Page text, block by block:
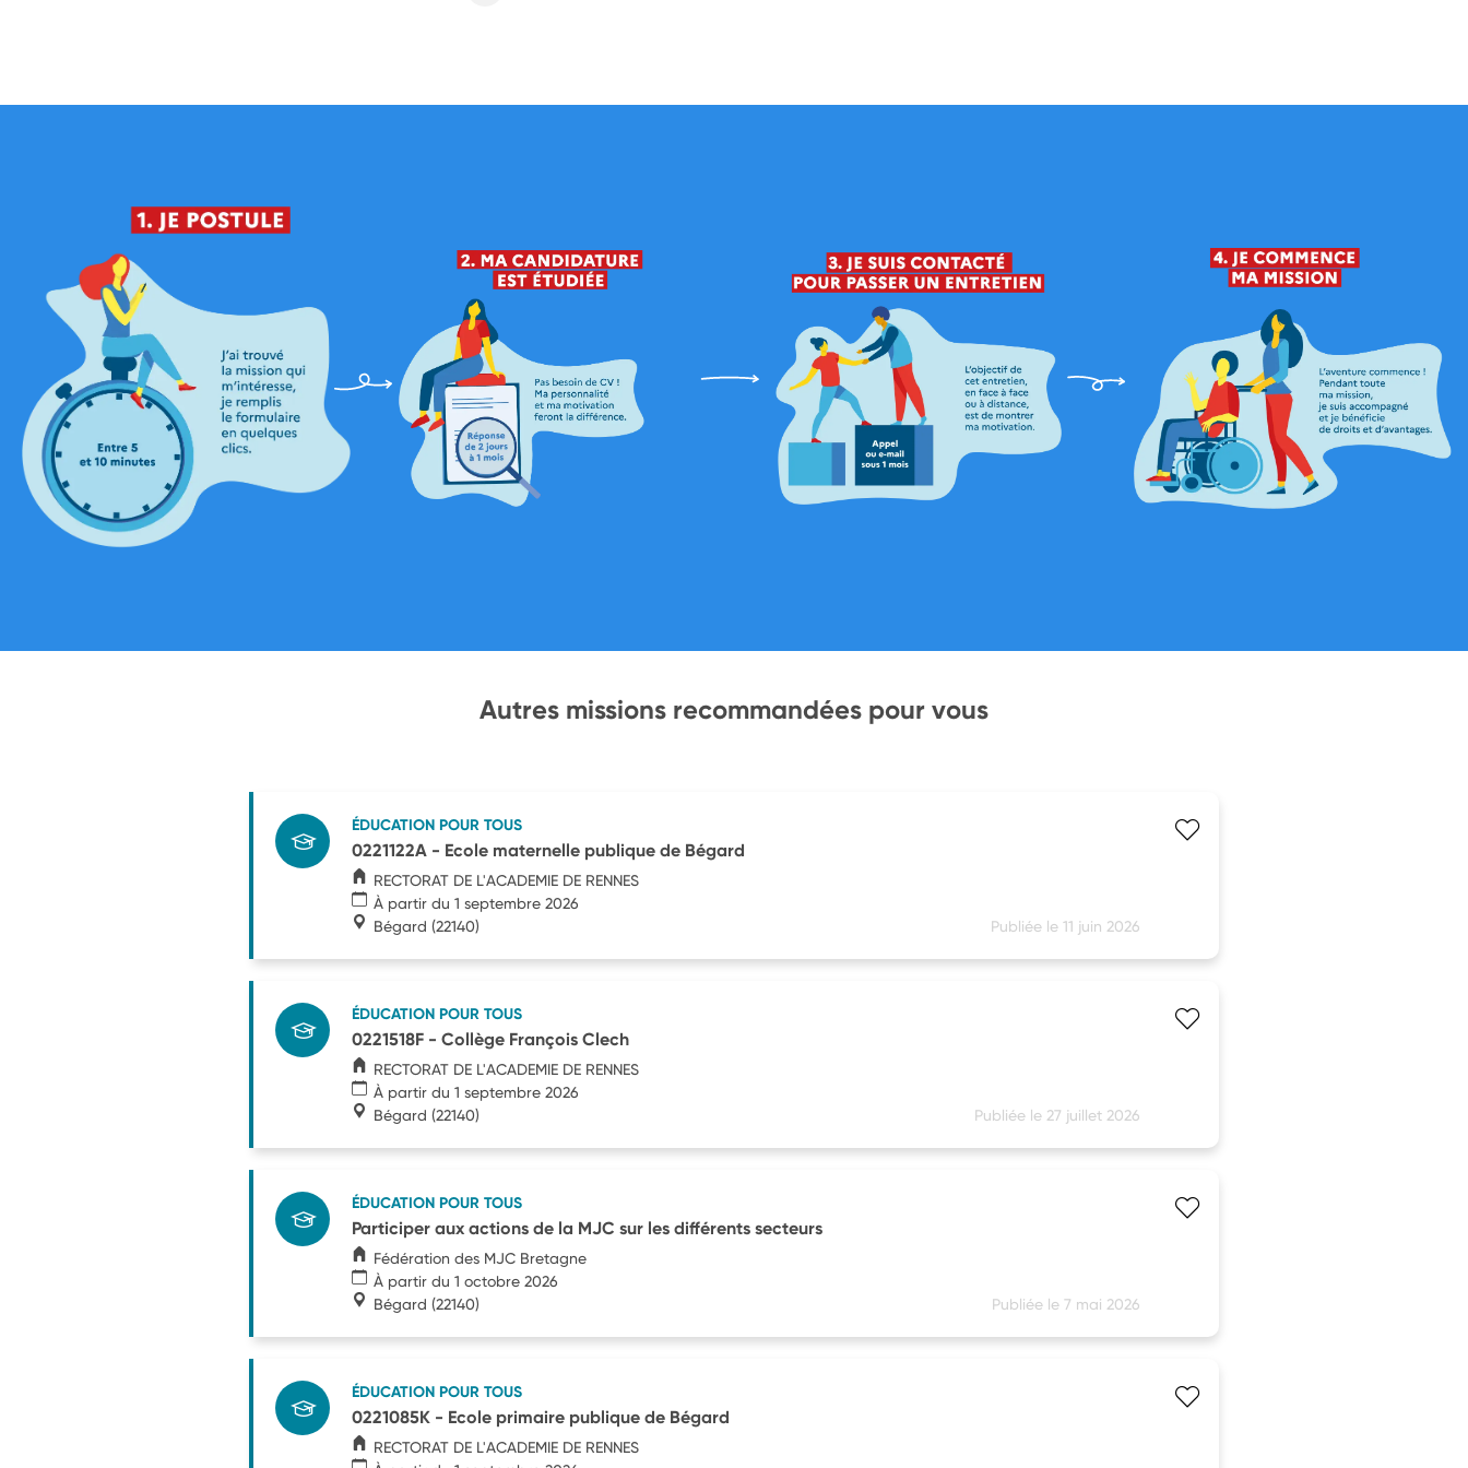
Autres missions recommandées pour vous
ÉDUCATION POUR TOUS
0221122A - Ecole maternelle publique de Bégard
RECTORAT DE L'ACADEMIE DE RENNES
À partir du 1 septembre 2026
Bégard (22140) Publiée le 11 juin 2026
ÉDUCATION POUR TOUS
0221518F - Collège François Clech
RECTORAT DE L'ACADEMIE DE RENNES
À partir du 1 septembre 2026
Bégard (22140) Publiée le 27 juillet 2026
ÉDUCATION POUR TOUS
Participer aux actions de la MJC sur les différents secteurs
Fédération des MJC Bretagne
À partir du 1 octobre 2026
Bégard (22140) Publiée le 7 mai 2026
ÉDUCATION POUR TOUS
0221085K - Ecole primaire publique de Bégard
RECTORAT DE L'ACADEMIE DE RENNES